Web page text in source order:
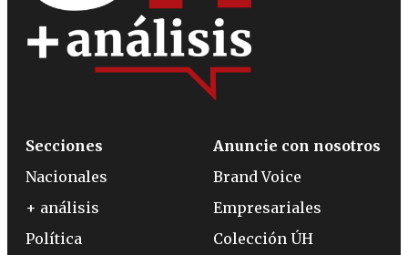
Secciones
Nacionales
+ análisis
Política
Anuncie con nosotros
Brand Voice
Empresariales
Colección ÚH